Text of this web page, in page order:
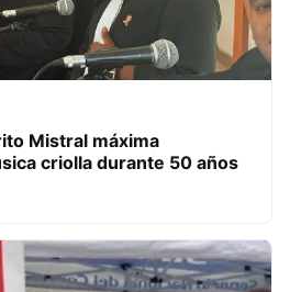
Mistral máxima
criolla durante 50 años